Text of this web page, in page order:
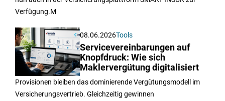
Verfügung.M
08.06.2026Tools
Servicevereinbarungen auf
Knopfdruck: Wie sich
Maklervergütung digitalisiert
Provisionen bleiben das dominierende Vergütungsmodell im
Versicherungsvertrieb. Gleichzeitig gewinnen